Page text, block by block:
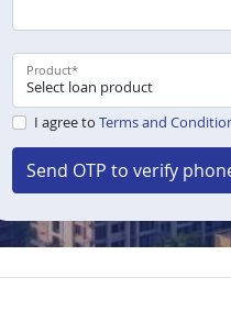
Product*
I agree to Terms and
Send OTP to verify